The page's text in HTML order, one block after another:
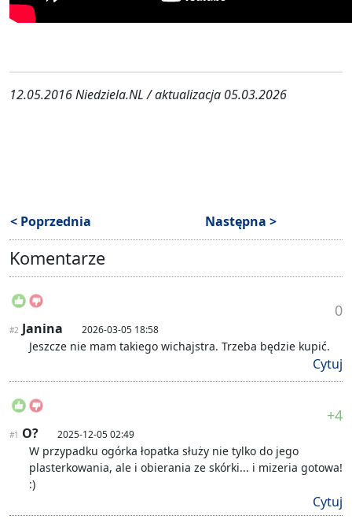
12.05.2016 Niedziela.NL / aktualizacja 05.03.2026
< Poprzednia Następna >
Komentarze
0
#2 Janina 2026-03-05 18:58
Jeszcze nie mam takiego wichajstra. Trzeba będzie kupić.
Cytuj
+4
#1 O? 2025-12-05 02:49
W przypadku ogórka łopatka służy nie tylko do jego
plasterkowania, ale i obierania ze skórki... i mizeria gotowa!
:)
Cytuj